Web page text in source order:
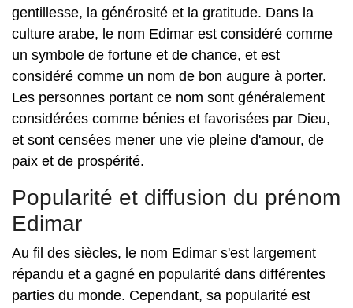
gentillesse, la générosité et la gratitude. Dans la
culture arabe, le nom Edimar est considéré comme
un symbole de fortune et de chance, et est
considéré comme un nom de bon augure à porter.
Les personnes portant ce nom sont généralement
considérées comme bénies et favorisées par Dieu,
et sont censées mener une vie pleine d'amour, de
paix et de prospérité.
Popularité et diffusion du prénom
Edimar
Au fil des siècles, le nom Edimar s'est largement
répandu et a gagné en popularité dans différentes
parties du monde. Cependant, sa popularité est